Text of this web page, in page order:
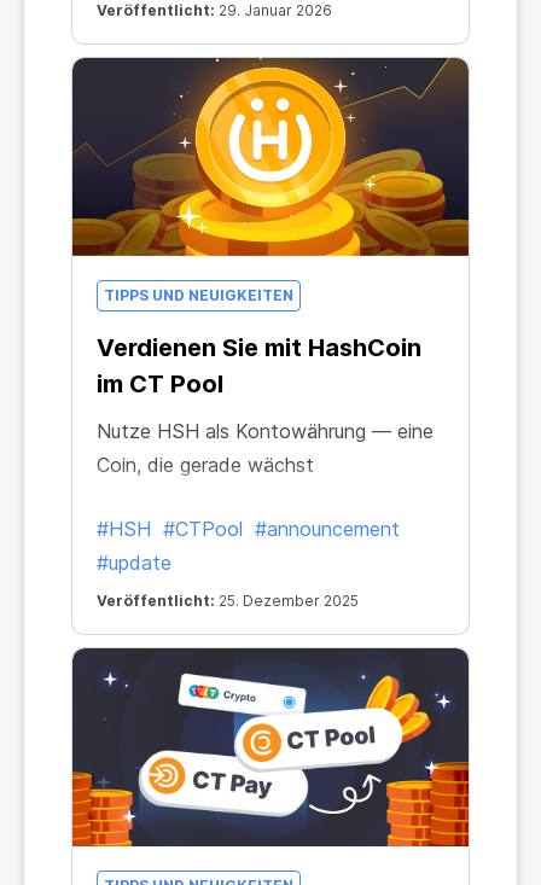
Veröffentlicht: 29. Januar 2026
TIPPS UND NEUIGKEITEN
Verdienen Sie mit HashCoin
im CT Pool
Nutze HSH als Kontowährung — eine
Coin, die gerade wächst
#HSH #CTPool #announcement
#update
Veröffentlicht: 25. Dezember 2025